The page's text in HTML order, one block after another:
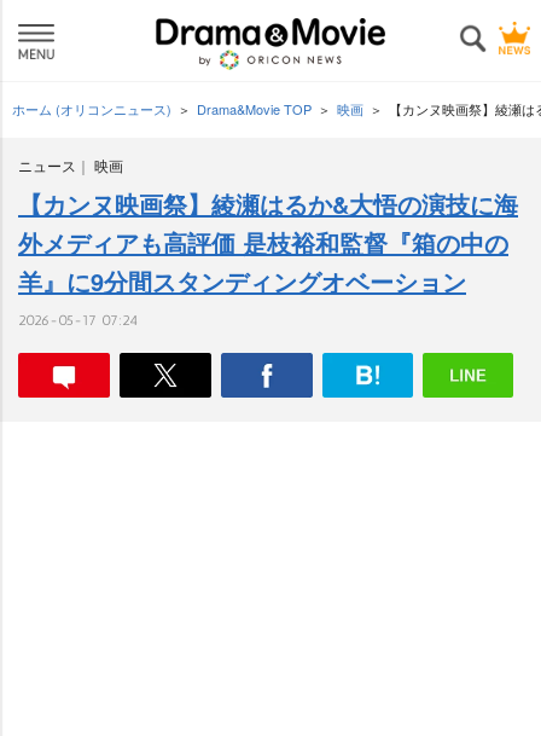
ホーム (オリコンニュース) Drama&Movie TOP 映画 【カンヌ映画祭】綾瀬
ニュース 映画
【カンヌ映画祭】綾瀬はるか&大悟の演技に海
外メディアも高評価 是枝裕和監督『箱の中の
羊』に9分間スタンディングオベーション
2026-05-17 07:24